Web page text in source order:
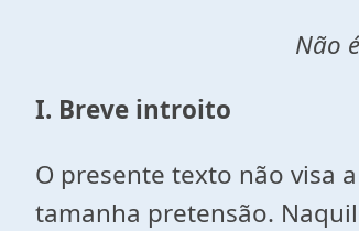
Não
I. Breve introito
O presente texto não visa
tamanha pretensão.